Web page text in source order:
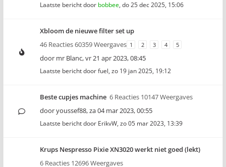
Laatste bericht door bobbee, do 25 dec 2025, 15:06
Xbloom de nieuwe filter set up
46 Reacties 60359 Weergaves 1 2 3 4 5
door mr Blanc,vr 21 apr 2023, 08:45
Laatste bericht doorfuel, zo 19 jan 2025, 19:12
Beste cupjes machine 6 Reacties 10147 Weergaves
dooryoussef88,za 04 mar 2023, 00:55
Laatste bericht door ErikvW, zo 05 mar 2023, 13:39
Krups Nespresso Pixie XN3020 werkt niet goed (lekt)
6 Reacties 12696 Weergaves